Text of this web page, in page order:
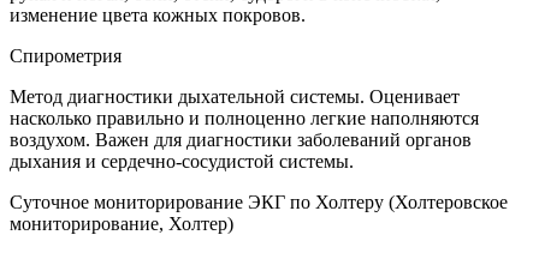
изменение цвета кожных покровов.
Спирометрия
Метод диагностики дыхательной системы. Оценивает
насколько правильно и полноценно легкие наполняются
воздухом. Важен для диагностики заболеваний органов
дыхания и сердечно-сосудистой системы.
Суточное мониторирование ЭКГ по Холтеру (Холтеровское
мониторирование, Холтер)